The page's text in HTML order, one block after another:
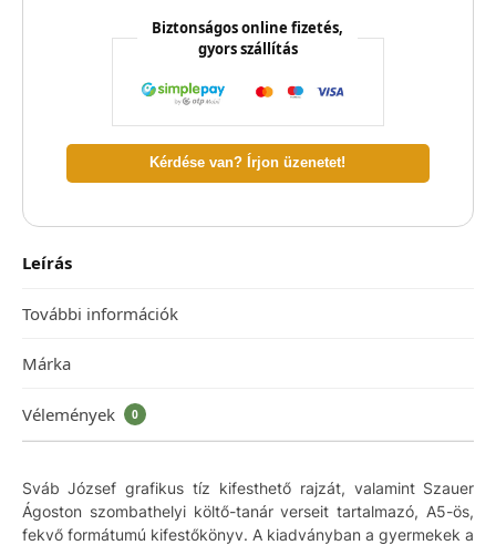
Biztonságos online fizetés,
gyors szállítás
Kérdése van? Írjon üzenetet!
Leírás
További információk
Márka
Vélemények 0
Sváb József grafikus tíz kifesthető rajzát, valamint Szauer
Ágoston szombathelyi költő-tanár verseit tartalmazó, A5-ös,
fekvő formátumú kifestőkönyv. A kiadványban a gyermekek a